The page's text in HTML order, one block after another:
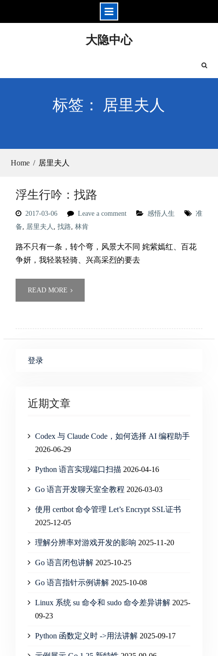
大隐中心
标签： 居里夫人
Home 居里夫人
浮生行吟：找路
2017-03-06 Leave a comment 感悟人生
准
备, 居里夫人 , 找路, 林肯
路不只有一条，转个弯，风景大不同 姹紫嫣红、百花
争妍，我轻装轻骑、兴高采烈的要去
READ MORE
登录
近期文章
Codex 与 Claude Code，如何选择 AI 编程助手
2026-06-29
Python 语言实现端口扫描 2026-04-16
Go 语言开发聊天室全教程 2026-03-03
使用 certbot 命令管理 Let’s Encrypt SSL证书
2025-12-05
理解分辨率对游戏开发的影响 2025-11-20
Go 语言闭包讲解 2025-10-25
Go 语言指针示例讲解 2025-10-08
Linux 系统 su 命令和 sudo 命令差异讲解 2025-
09-23
Python 函数定义时 ->用法讲解 2025-09-17